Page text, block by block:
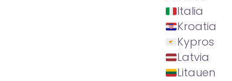
Italia
Kroatia
Kypros
Latvia
Litauen